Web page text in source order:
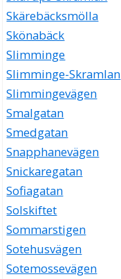
Skärebäcksmölla
Skönabäck
Slimminge
Slimminge-Skramlan
Slimmingevägen
Smalgatan
Smedgatan
Snapphanevägen
Snickaregatan
Sofiagatan
Solskiftet
Sommarstigen
Sotehusvägen
Sotemossevägen